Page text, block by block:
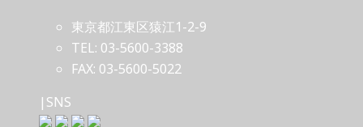
東京都江東区猿江1-2-9
TEL: 03-5600-3388
FAX: 03-5600-5022
|SNS